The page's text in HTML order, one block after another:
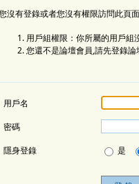
沒有登錄或者您沒有權限訪問此頁
用戶組權限：你所屬的用戶組
您還不是論壇會員,請先登錄論
用戶名
密碼
隱身登錄
是